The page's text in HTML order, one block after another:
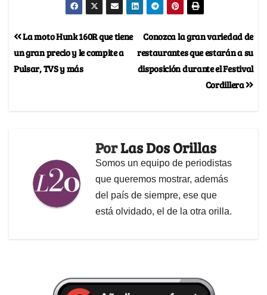
Conozca la gran variedad de
restaurantes que estarán a su
disposición durante el Festival
Cordillera
La moto Hunk 160R que tiene
un gran precio y le compite a
Pulsar, TVS y más
PorLas Dos Orillas
Somos un equipo de periodistas
que queremos mostrar, además
del país de siempre, ese que
está olvidado, el de la otra orilla.